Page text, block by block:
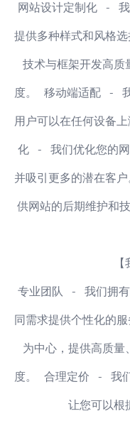
网站设计定制化 - 我
提供多种样式和风格
技术与框架开发高质
度。 移动端适配 - 我
用户可以在任何设备
化 - 我们优化您的网
并吸引更多的潜在客
供网站的后期维护和
专业团队 - 我们拥有
同需求提供个性化的
为中心，提供高质
度。 合理定价 - 我们
让您可以根